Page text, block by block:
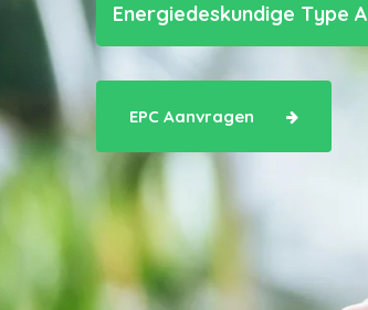
Energiedeskundige Type A
EPC Aanvragen